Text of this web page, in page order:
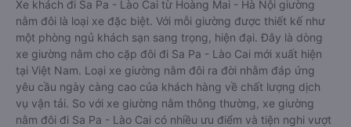
Xe khách đi Sa Pa - Lào Cai từ Hoàng Mai - Hà Nội giường
nằm đôi là loại xe đặc biệt. Với mỗi giường được thiết kế như
một phòng ngủ khách sạn sang trọng, hiện đại. Đây là dòng
xe giường nằm cho cặp đôi đi Sa Pa - Lào Cai mới xuất hiện
tại Việt Nam. Loại xe giường nằm đôi ra đời nhằm đáp ứng
yêu cầu ngày càng cao của khách hàng về chất lượng dịch
vụ vận tải. So với xe giường nằm thông thường, xe giường
nằm đôi đi Sa Pa - Lào Cai có nhiều ưu điểm và tiện nghi vượt